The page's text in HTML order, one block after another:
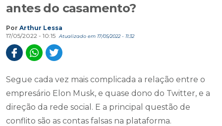
antes do casamento?
Por Arthur Lessa
17/05/2022 - 10:15
Atualizado em 17/05/2022 - 11:32
Segue cada vez mais complicada a relação entre o
empresário Elon Musk, e quase dono do Twitter, e a
direção da rede social. E a principal questão de
conflito são as contas falsas na plataforma.